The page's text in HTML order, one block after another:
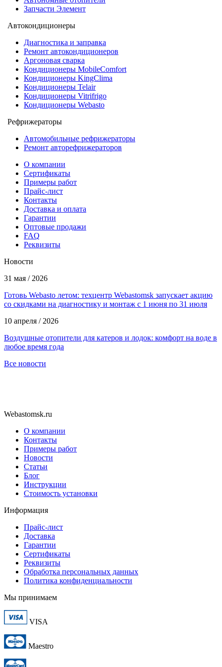
Запчасти Элемент
Автокондиционеры
Диагностика и заправка
Ремонт автокондиционеров
Аргоновая сварка
Кондиционеры MobileComfort
Кондиционеры KingClima
Кондиционеры Telair
Кондиционеры Vitrifrigo
Кондиционеры Webasto
Рефрижераторы
Автомобильные рефрижераторы
Ремонт авторефрижераторов
О компании
Сертификаты
Примеры работ
Прайс-лист
Контакты
Доставка и оплата
Гарантии
Оптовые продажи
FAQ
Реквизиты
Новости
31 мая / 2026
Готовь Webasto летом: техцентр Webastomsk запускает акцию
со скидками на диагностику и монтаж с 1 июня по 31 июля
10 апреля / 2026
Воздушные отопители для катеров и лодок: комфорт на воде в
любое время года
Все новости
Webastomsk.ru
О компании
Контакты
Примеры работ
Новости
Статьи
Блог
Инструкции
Стоимость установки
Информация
Прайс-лист
Доставка
Гарантии
Сертификаты
Реквизиты
Обработка персональных данных
Политика конфиденциальности
Мы принимаем
VISA
Maestro